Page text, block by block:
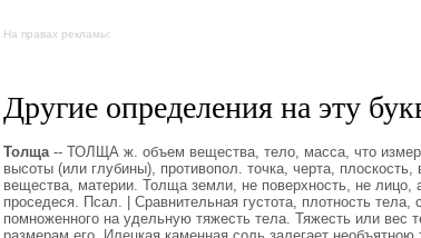
На правах рекламы:
Другие определения на эту
Толща-- ТОЛЩА ж. объем вещества, тело, масса, что
высоты (или глубины), противопол. точка, черта,
вещества, материи. Толща земли, не поверхность, не
проседеся. Псал. | Сравнительная густота, плотность
помноженного на удельную тяжесть тела. Тяжесть или вес